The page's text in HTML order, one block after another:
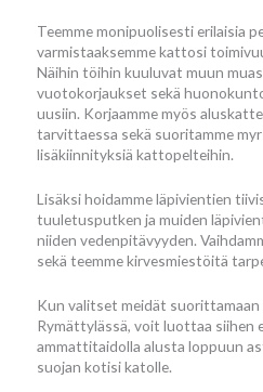
Teemme monipuolisesti erilaisia
varmistaaksemme kattosi
Näihin töihin kuuluvat muun
vuotokorjaukset sekä
uusiin. Korjaamme myös
tarvittaessa sekä suoritamme
lisäkiinnityksiä kattopelteihin.
Lisäksi hoidamme läpivientien
tuuletusputken ja muiden
niiden vedenpitävyyden.
sekä teemme kirvesmiestöitä
Kun valitset meidät
Rymättylässä, voit luottaa siihen
ammattitaidolla alusta loppuun
suojan kotisi katolle.